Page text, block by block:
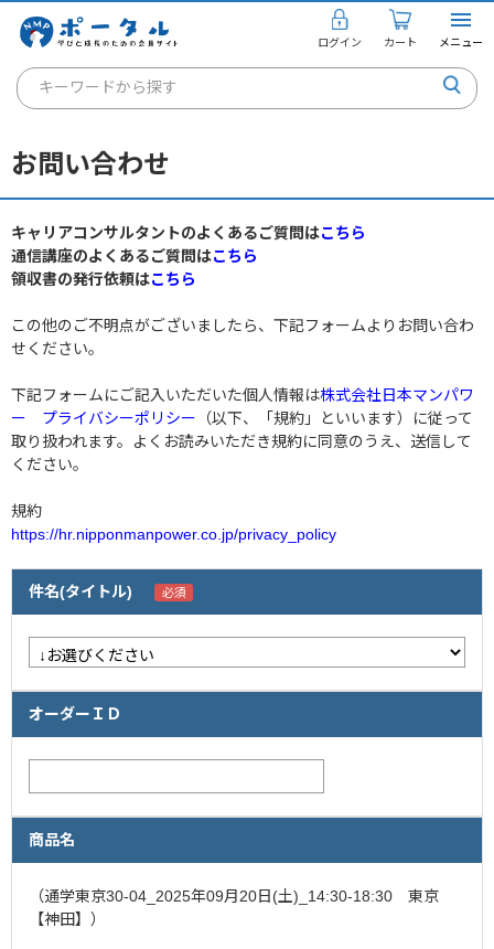
ログイン カート メニュー
キーワードから探す
通信講座
キャリアコンサルタント
講座を探す
ご利用ガイド
個人のお客様
企業情報
採用情報
閉じる
お問い合わせ
キャリアコンサルタントのよくあるご質問はこちら
通信講座のよくあるご質問はこちら
領収書の発行依頼はこちら
この他のご不明点がございましたら、下記フォームよりお問い合わ
せください。
下記フォームにご記入いただいた個人情報は株式会社日本マンパワ
ー プライバシーポリシー （以下、「規約」といいます）に従って
取り扱われます。よくお読みいただき規約に同意のうえ、送信して
ください。
規約
https://hr.nipponmanpower.co.jp/privacy_policy
件名(タイトル)
オーダーＩＤ
商品名
（通学東京30-04_2025年09月20日(土)_14:30-18:30 東京
【神田】）